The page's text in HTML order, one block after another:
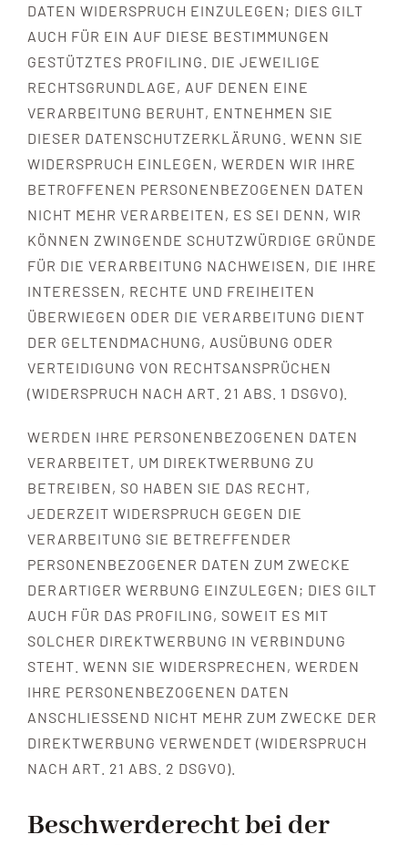
DATEN WIDERSPRUCH EINZULEGEN; DIES GILT
AUCH FÜR EIN AUF DIESE BESTIMMUNGEN
GESTÜTZTES PROFILING. DIE JEWEILIGE
RECHTSGRUNDLAGE, AUF DENEN EINE
VERARBEITUNG BERUHT, ENTNEHMEN SIE
DIESER DATENSCHUTZERKLÄRUNG. WENN SIE
WIDERSPRUCH EINLEGEN, WERDEN WIR IHRE
BETROFFENEN PERSONENBEZOGENEN DATEN
NICHT MEHR VERARBEITEN, ES SEI DENN, WIR
KÖNNEN ZWINGENDE SCHUTZWÜRDIGE GRÜNDE
FÜR DIE VERARBEITUNG NACHWEISEN, DIE IHRE
INTERESSEN, RECHTE UND FREIHEITEN
ÜBERWIEGEN ODER DIE VERARBEITUNG DIENT
DER GELTENDMACHUNG, AUSÜBUNG ODER
VERTEIDIGUNG VON RECHTSANSPRÜCHEN
(WIDERSPRUCH NACH ART. 21 ABS. 1 DSGVO).
WERDEN IHRE PERSONENBEZOGENEN DATEN
VERARBEITET, UM DIREKTWERBUNG ZU
BETREIBEN, SO HABEN SIE DAS RECHT,
JEDERZEIT WIDERSPRUCH GEGEN DIE
VERARBEITUNG SIE BETREFFENDER
PERSONENBEZOGENER DATEN ZUM ZWECKE
DERARTIGER WERBUNG EINZULEGEN; DIES GILT
AUCH FÜR DAS PROFILING, SOWEIT ES MIT
SOLCHER DIREKTWERBUNG IN VERBINDUNG
STEHT. WENN SIE WIDERSPRECHEN, WERDEN
IHRE PERSONENBEZOGENEN DATEN
ANSCHLIESSEND NICHT MEHR ZUM ZWECKE DER
DIREKTWERBUNG VERWENDET (WIDERSPRUCH
NACH ART. 21 ABS. 2 DSGVO).
Beschwerde­recht bei der